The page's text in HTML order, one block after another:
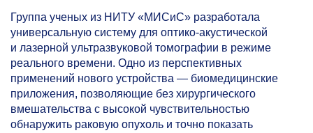
Группа ученых из НИТУ «МИСиС» разработала
универсальную систему для оптико-акустической
и лазерной ультразвуковой томографии в режиме
реального времени. Одно из перспективных
применений нового устройства — биомедицинские
приложения, позволяющие без хирургического
вмешательства с высокой чувствительностью
обнаружить раковую опухоль и точно показать